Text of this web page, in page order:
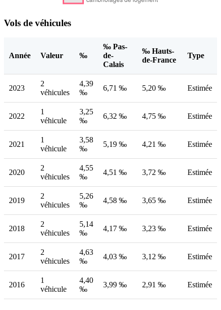
Vols de véhicules
Année Valeur ‰
‰ Pas-
de-
Calais
‰ Hauts-
de-France
Type
2023
2
véhicules
4,39
‰
6,71 ‰ 5,20 ‰ Estimée
2022
1
véhicule
3,25
‰
6,32 ‰ 4,75 ‰ Estimée
2021
1
véhicule
3,58
‰
5,19 ‰ 4,21 ‰ Estimée
2020
2
véhicules
4,55
‰
4,51 ‰ 3,72 ‰ Estimée
2019
2
véhicules
5,26
‰
4,58 ‰ 3,65 ‰ Estimée
2018
2
véhicules
5,14
‰
4,17 ‰ 3,23 ‰ Estimée
2017
2
véhicules
4,63
‰
4,03 ‰ 3,12 ‰ Estimée
2016
1
véhicule
4,40
‰
3,99 ‰ 2,91 ‰ Estimée